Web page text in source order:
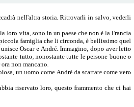
nell'altra storia. Ritrovarli in salvo, vederli
loro vita, sono in un paese che non è la Francia
famiglia che li circonda, è bellissimo quel
Oscar e André. Immagino, dopo aver letto
tutto, nonostante tutte le persone buone o
non mancano.
un uomo come André da scartare come vero
riservato loro, questo frammento che ci hai